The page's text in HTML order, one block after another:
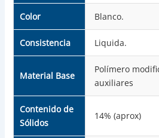
Color Blanco.
Consistencia Liquida.
Material Base
Polímero
auxiliares
Contenido de
Sólidos
14% (aprox)